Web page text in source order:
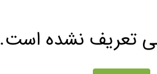
تعریف نشده است.